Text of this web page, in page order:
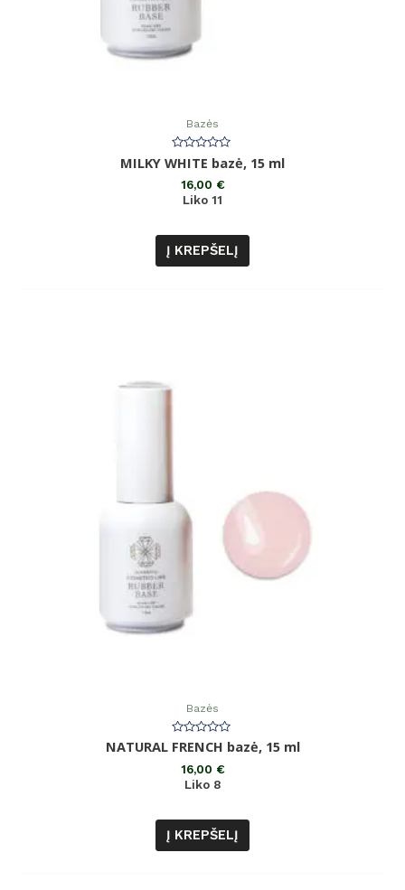
Bazės
Įvertinimas:
0
MILKY WHITE bazė, 15 ml
16,00 €
Liko 11
Į KREPŠELĮ
Bazės
Įvertinimas:
0
NATURAL FRENCH bazė, 15 ml
16,00 €
Liko 8
Į KREPŠELĮ